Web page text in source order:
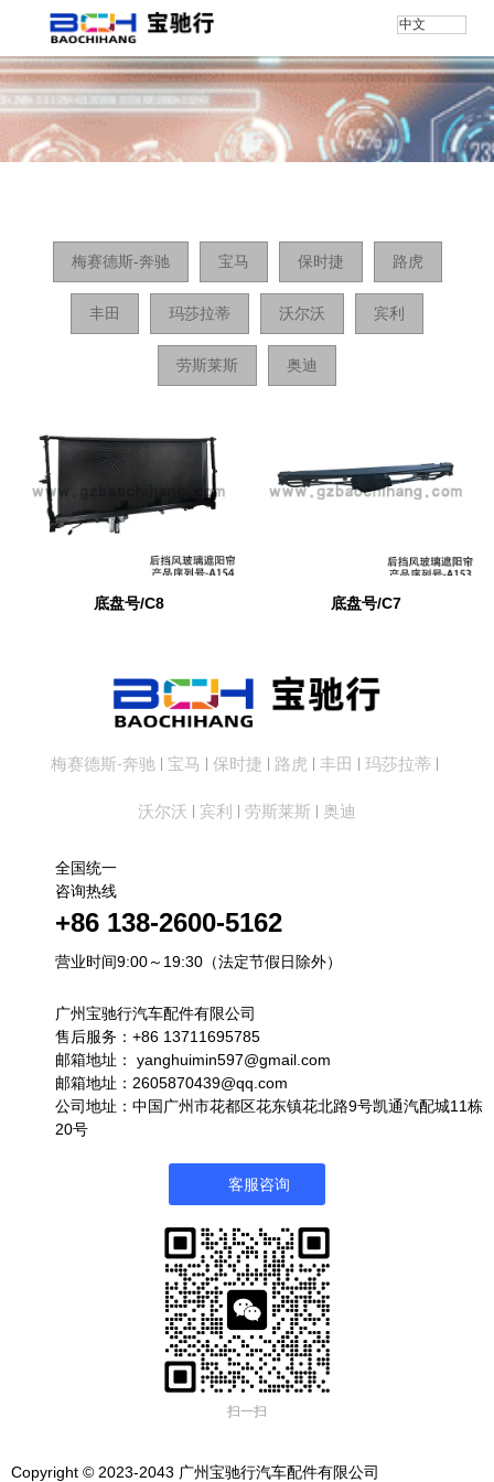
中文
梅赛德斯-奔驰 宝马 保时捷 路虎
丰田 玛莎拉蒂 沃尔沃 宾利
劳斯莱斯 奥迪
底盘号/C8 底盘号/C7
梅赛德斯-奔驰 宝马 保时捷 路虎 丰田 玛莎拉蒂
沃尔沃 宾利 劳斯莱斯 奥迪
全国统一
咨询热线
+86 138-2600-5162
营业时间9:00～19:30（法定节假日除外）
广州宝驰行汽车配件有限公司
售后服务：+86 13711695785
邮箱地址： yanghuimin597@gmail.com
邮箱地址：2605870439@qq.com
公司地址：中国广州市花都区花东镇花北路9号凯通汽配城11栋
20号
客服咨询
扫一扫
Copyright © 2023-2043 广州宝驰行汽车配件有限公司